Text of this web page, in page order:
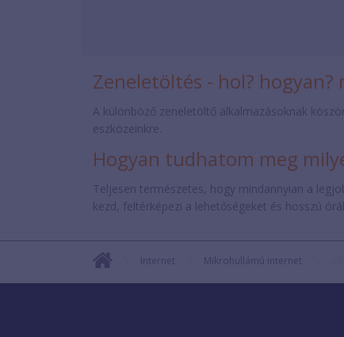
Zeneletöltés - hol? hogyan?
A különböző zeneletöltő alkalmazásoknak
eszközeinkre.
Hogyan tudhatom meg
Teljesen természetes, hogy mindannyian a
kezd, feltérképezi a lehetőségeket és hosszú
Internet Mikrohullámú internet